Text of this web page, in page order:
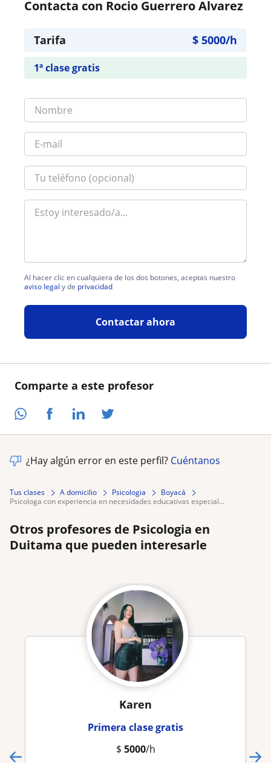
Comparte a este profesor
Contacta con Rocio Guerrero Alvarez
Tarifa $ 5000/h
1ª clase gratis
Al hacer clic en cualquiera de los dos botones, aceptas nuestro
aviso legal y de privacidad
Contactar ahora
¿Hay algún error en este perfil? Cuéntanos
Tus clases A domicilio Psicologia
Boyacá
psicologa con experiencia en necesidades educativas especial...
Otros profesores de Psicologia en
Duitama que pueden interesarle
Karen
Primera clase gratis
$ 5000/h